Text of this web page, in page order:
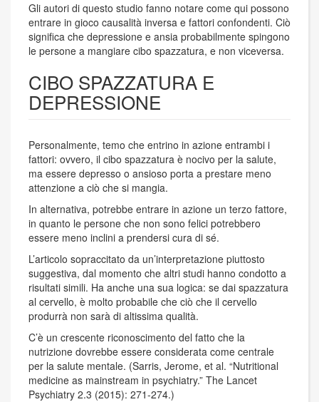
Gli autori di questo studio fanno notare come qui possono
entrare in gioco causalità inversa e fattori confondenti. Ciò
significa che depressione e ansia probabilmente spingono
le persone a mangiare cibo spazzatura, e non viceversa.
CIBO SPAZZATURA E
DEPRESSIONE
Personalmente, temo che entrino in azione entrambi i
fattori: ovvero, il cibo spazzatura è nocivo per la salute,
ma essere depresso o ansioso porta a prestare meno
attenzione a ciò che si mangia.
In alternativa, potrebbe entrare in azione un terzo fattore,
in quanto le persone che non sono felici potrebbero
essere meno inclini a prendersi cura di sé.
L’articolo sopraccitato da un’interpretazione piuttosto
suggestiva, dal momento che altri studi hanno condotto a
risultati simili. Ha anche una sua logica: se dai spazzatura
al cervello, è molto probabile che ciò che il cervello
produrrà non sarà di altissima qualità.
C’è un crescente riconoscimento del fatto che la
nutrizione dovrebbe essere considerata come centrale
per la salute mentale. (Sarris, Jerome, et al. “Nutritional
medicine as mainstream in psychiatry.” The Lancet
Psychiatry 2.3 (2015): 271-274.)